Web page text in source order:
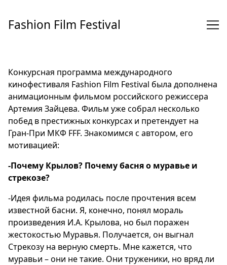
содержимому
Fashion Film Festival
Конкурсная программа международного
кинофестиваля Fashion Film Festival была дополнена
анимационным фильмом российского режиссера
Артемия Зайцева. Фильм уже собрал несколько
побед в престижных конкурсах и претендует на
Гран-При МКФ FFF. Знакомимся с автором, его
мотивацией:
-Почему Крылов? Почему басня о муравье и
стрекозе?
-Идея фильма родилась после прочтения всем
известной басни. Я, конечно, понял мораль
произведения И.А. Крылова, но был поражен
жестокостью Муравья. Получается, он выгнал
Стрекозу на верную смерть. Мне кажется, что
муравьи – они не такие. Они труженики, но вряд ли